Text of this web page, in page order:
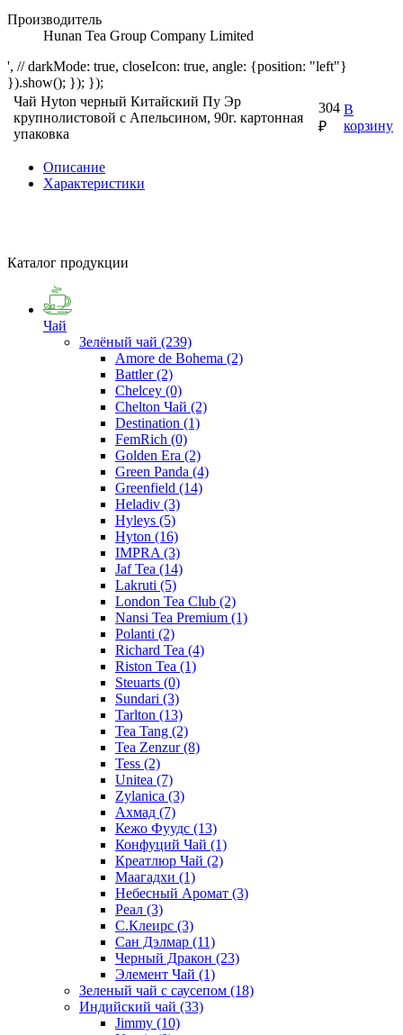
Производитель
Hunan Tea Group Company Limited
', // darkMode: true, closeIcon: true, angle: {position: "left"}
}).show(); }); });
Чай Hyton черный Китайский Пу Эр
крупнолистовой с Апельсином, 90г. картонная
упаковка
304
₽
В
корзину
Описание
Характеристики
Каталог продукции
Чай
Зелёный чай (239)
Amore de Bohema (2)
Battler(2)
Chelcey (0)
Chelton Чай (2)
Destination (1)
FemRich (0)
Golden Era (2)
Green Panda (4)
Greenfield (14)
Heladiv (3)
Hyleys (5)
Hyton (16)
IMPRA (3)
Jaf Tea (14)
Lakruti (5)
London Tea Club (2)
Nansi Tea Premium (1)
Polanti (2)
Richard Tea (4)
Riston Tea (1)
Steuarts (0)
Sundari (3)
Tarlton (13)
Tea Tang (2)
Tea Zenzur(8)
Tess (2)
Unitea (7)
Zylanica (3)
Ахмад (7)
Кежо Фуудс (13)
Конфуций Чай (1)
Креатлюр Чай (2)
Маагадхи (1)
Небесный Аромат (3)
Реал (3)
С.Клеирс (3)
Сан Дэлмар (11)
Черный Дракон (23)
Элемент Чай (1)
Зеленый чай с саусепом (18)
Индийский чай (33)
Jimmy (10)